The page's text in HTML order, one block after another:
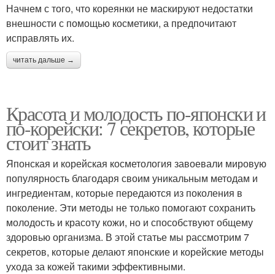
Начнем с того, что кореянки не маскируют недостатки
внешности с помощью косметики, а предпочитают
исправлять их.
читать дальше →
Красота и молодость по-японски и
по-корейски: 7 секретов, которые
стоит знать
Японская и корейская косметология завоевали мировую
популярность благодаря своим уникальным методам и
ингредиентам, которые передаются из поколения в
поколение. Эти методы не только помогают сохранить
молодость и красоту кожи, но и способствуют общему
здоровью организма. В этой статье мы рассмотрим 7
секретов, которые делают японские и корейские методы
ухода за кожей такими эффективными.